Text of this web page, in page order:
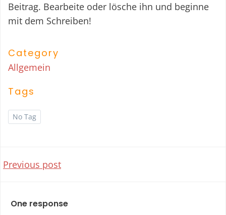
Beitrag. Bearbeite oder lösche ihn und beginne
mit dem Schreiben!
Category
Allgemein
Tags
No Tag
Post
navigation
Previous post
One response